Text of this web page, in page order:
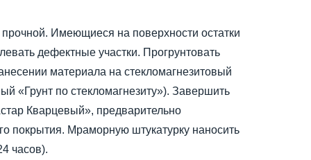
Имеющиеся на поверхности остатки
дефектные участки. Прогрунтовать
материала на стекломагнезитовый
«Грунт по стекломагнезиту»). Завершить
Кварцевый», предварительно
покрытия. Мраморную штукатурку наносить
часов).